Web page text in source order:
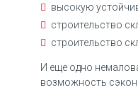
высокую
строительство
строительство
И еще одно
возможность